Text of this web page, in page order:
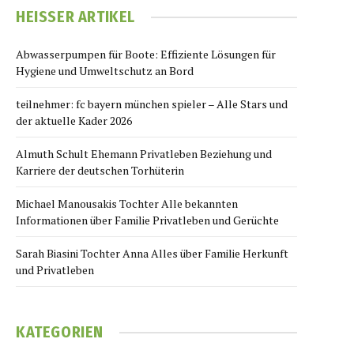
HEISSER ARTIKEL
Abwasserpumpen für Boote: Effiziente Lösungen für
Hygiene und Umweltschutz an Bord
teilnehmer: fc bayern münchen spieler – Alle Stars und
der aktuelle Kader 2026
Almuth Schult Ehemann Privatleben Beziehung und
Karriere der deutschen Torhüterin
Michael Manousakis Tochter Alle bekannten
Informationen über Familie Privatleben und Gerüchte
Sarah Biasini Tochter Anna Alles über Familie Herkunft
und Privatleben
KATEGORIEN